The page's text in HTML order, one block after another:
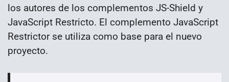
los autores de los complementos JS-Shield y
JavaScript Restricto. El complemento JavaScript
Restrictor se utiliza como base para el nuevo
proyecto.